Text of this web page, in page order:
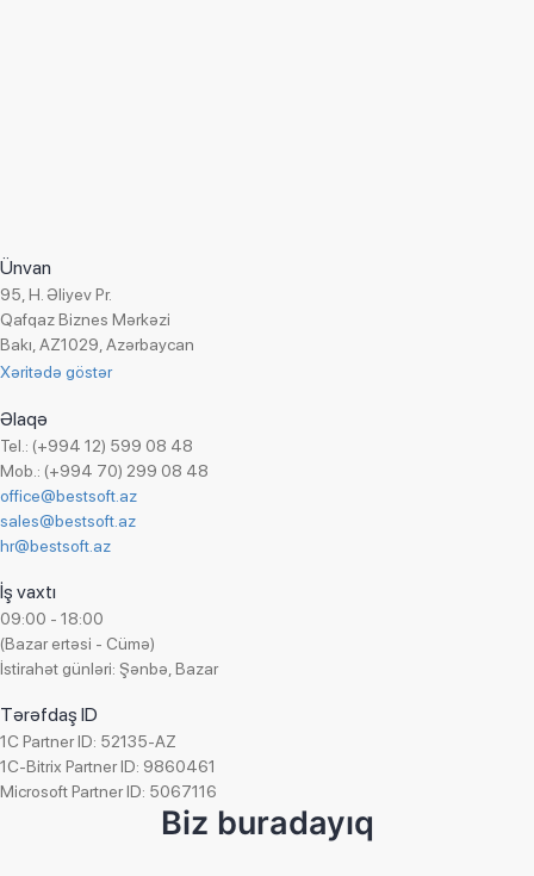
Tətbiq olunma tarixi:
Layihə rəhbəri: Cabbarov Murad
Ünvan
95, H. Əliyev Pr.
Qafqaz Biznes Mərkəzi
Bakı, AZ1029, Azərbaycan
Xəritədə göstər
Əlaqə
Tel.: (+994 12) 599 08 48
Mob.: (+994 70) 299 08 48
office@bestsoft.az
sales@bestsoft.az
hr@bestsoft.az
İş vaxtı
09:00 - 18:00
(Bazar ertəsi - Cümə)
İstirahət günləri: Şənbə, Bazar
Tərəfdaş ID
1C Partner ID: 52135-AZ
1C-Bitrix Partner ID: 9860461
Microsoft Partner ID: 5067116
Biz buradayıq